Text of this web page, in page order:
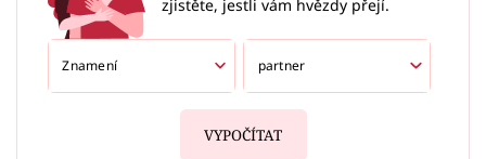
zjistěte, jestli vám hvězdy přejí.
VYPOČÍTAT